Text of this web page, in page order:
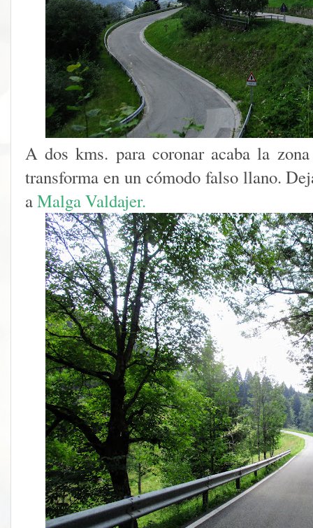
A dos kms. para coronar acaba la
transforma en un cómodo falso llano.
aMalga Valdajer.